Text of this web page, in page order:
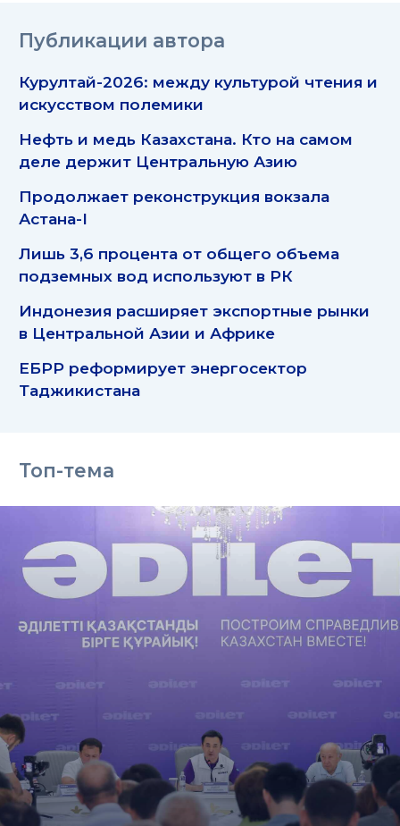
Публикации автора
Курултай-2026: между культурой чтения и
искусством полемики
Нефть и медь Казахстана. Кто на самом
деле держит Центральную Азию
Продолжает реконструкция вокзала
Астана-I
Лишь 3,6 процента от общего объема
подземных вод используют в РК
Индонезия расширяет экспортные рынки
в Центральной Азии и Африке
ЕБРР реформирует энергосектор
Таджикистана
Топ-тема